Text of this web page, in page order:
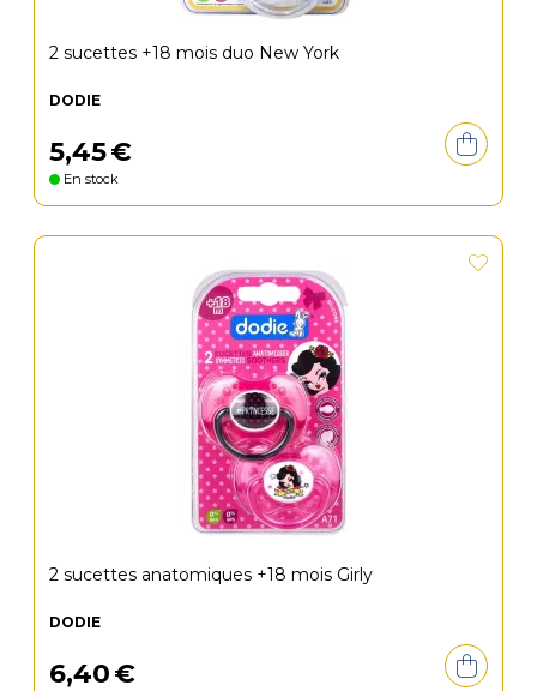
2 sucettes +18 mois duo New York
DODIE
5,45€
En stock
2 sucettes anatomiques +18 mois Girly
DODIE
6,40€